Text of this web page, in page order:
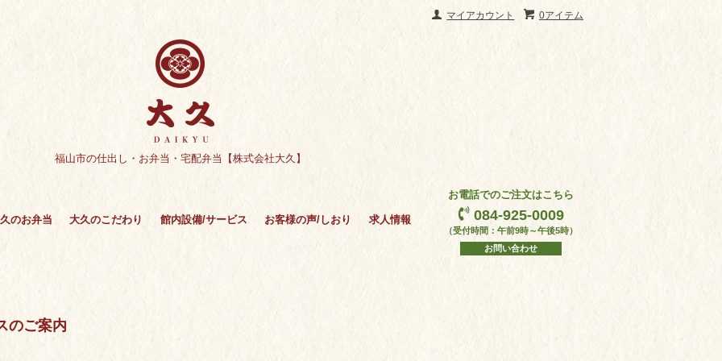
0アイテム
マイアカウント
福山市の仕出し・お弁当・宅配弁当【株式会社大久】
のお弁当 大久のこだわり 館内設備/サービス お客様の声/しおり 求人情報
お電話でのご注文はこちら
084-925-0009
（受付時間：午前9時～午後5時）
お問い合わせ
のご案内